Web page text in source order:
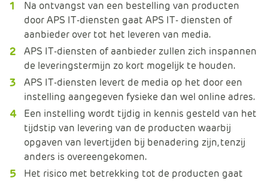
Na ontvangst van een bestelling van producten
door APS IT-diensten gaat APS IT- diensten of
aanbieder over tot het leveren van media.
APS IT-diensten of aanbieder zullen zich inspannen
de leveringstermijn zo kort mogelijk te houden.
APS IT-diensten levert de media op het door een
instelling aangegeven fysieke dan wel online adres.
Een instelling wordt tijdig in kennis gesteld van het
tijdstip van levering van de producten waarbij
opgaven van levertijden bij benadering zijn, tenzij
anders is overeengekomen.
Het risico met betrekking tot de producten gaat